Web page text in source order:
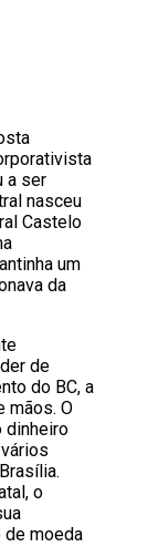
a ser
nasceu
Castelo
um
da
de
do BC, a
mãos. O
dinheiro
o
moeda